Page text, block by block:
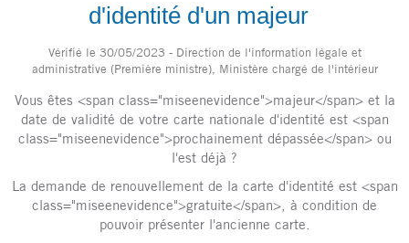
d'identité d'un majeur
Vérifié le 30/05/2023 - Direction de l'information légale et
administrative (Première ministre), Ministère chargé de l'intérieur
Vous êtes <span class="miseenevidence">majeur</span> et la
date de validité de votre carte nationale d'identité est <span
class="miseenevidence">prochainement dépassée</span> ou
l'est déjà ?
La demande de renouvellement de la carte d'identité est <span
class="miseenevidence">gratuite</span>, à condition de
pouvoir présenter l'ancienne carte.